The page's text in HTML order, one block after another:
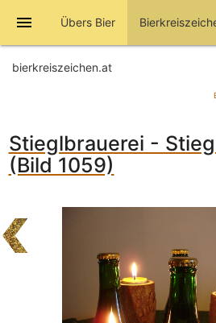
menu Übers Bier
bierkreiszeichen.at
Stieglbrauerei -
(Bild 1059)